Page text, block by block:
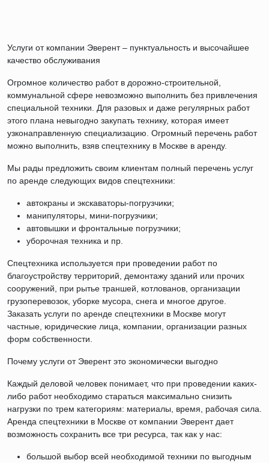
Услуги от компании Эверент – пунктуальность и высочайшее
качество обслуживания
Огромное количество работ в дорожно-строительной,
коммунальной сфере невозможно выполнить без привлечения
специальной техники. Для разовых и даже регулярных работ
этого плана невыгодно закупать технику, которая имеет
узконаправленную специализацию. Огромный перечень работ
можно выполнить, взяв спецтехнику в Москве в аренду.
Мы рады предложить своим клиентам полный перечень услуг
по аренде следующих видов спецтехники:
автокраны и экскаваторы-погрузчики;
манипуляторы, мини-погрузчики;
автовышки и фронтальные погрузчики;
уборочная техника и пр.
Спецтехника используется при проведении работ по
благоустройству территорий, демонтажу зданий или прочих
сооружений, при рытье траншей, котлованов, организации
грузоперевозок, уборке мусора, снега и многое другое.
Заказать услуги по аренде спецтехники в Москве могут
частные, юридические лица, компании, организации разных
форм собственности.
Почему услуги от Эверент это экономически выгодно
Каждый деловой человек понимает, что при проведении каких-
либо работ необходимо стараться максимально снизить
нагрузки по трем категориям: материалы, время, рабочая сила.
Аренда спецтехники в Москве от компании Эверент дает
возможность сохранить все три ресурса, так как у нас:
большой выбор всей необходимой техники по выгодным